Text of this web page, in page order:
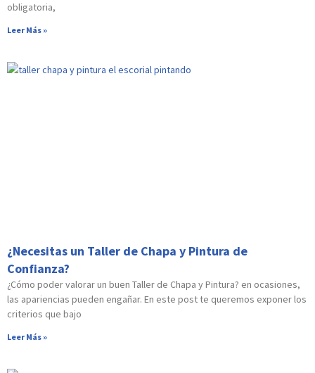
obligatoria,
Leer Más »
¿Necesitas un Taller de Chapa y Pintura de
Confianza?
¿Cómo poder valorar un buen Taller de Chapa y Pintura? en ocasiones,
las apariencias pueden engañar. En este post te queremos exponer los
criterios que bajo
Leer Más »